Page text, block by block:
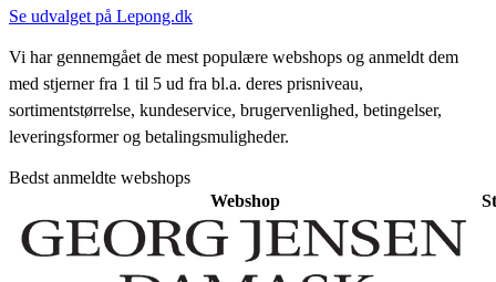
Se udvalget på Lepong.dk
Vi har gennemgået de mest populære webshops og anmeldt dem
med stjerner fra 1 til 5 ud fra bl.a. deres prisniveau,
sortimentstørrelse, kundeservice, brugervenlighed, betingelser,
leveringsformer og betalingsmuligheder.
Bedst anmeldte webshops
Webshop